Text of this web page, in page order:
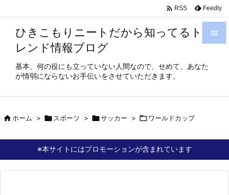
ひきこもりニートだから知ってるト
レンド情報ブログ
基本、何の役にも立っていない人間なので、せめて、あなた
が情弱にならないお手伝いをさせていただきます。

メニュ

検索
 RSS Feedly
ホーム >  スポーツ > サッカー > ワールドカップ
※本サイトにはプロモーションが含まれています